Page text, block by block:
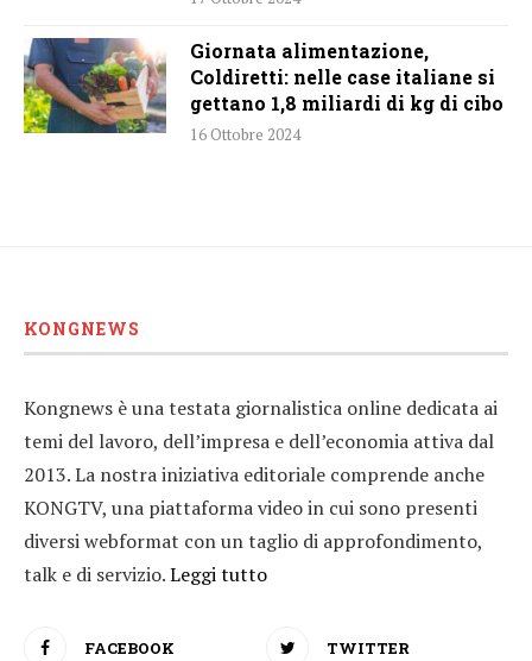
Giornata alimentazione,
Coldiretti: nelle case italiane si
gettano 1,8 miliardi di kg di cibo
16 Ottobre 2024
KONGNEWS
Kongnews è una testata giornalistica online dedicata ai
temi del lavoro, dell’impresa e dell’economia attiva dal
2013. La nostra iniziativa editoriale comprende anche
KONGTV, una piattaforma video in cui sono presenti
diversi webformat con un taglio di approfondimento,
talk e di servizio.Leggi tutto
FACEBOOK TWITTER